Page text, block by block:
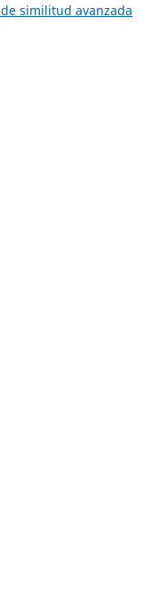
similitud avanzada